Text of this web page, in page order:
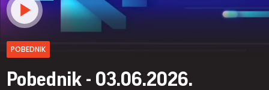
POBEDNIK
Pobednik - 03.06.2026.